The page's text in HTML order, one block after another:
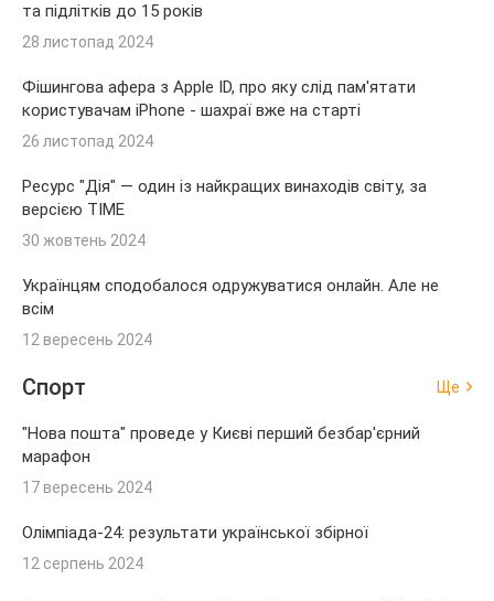
та підлітків до 15 років
28 листопад 2024
Фішингова афера з Apple ID, про яку слід пам'ятати
користувачам iPhone - шахраї вже на старті
26 листопад 2024
Ресурс "Дія" — один із найкращих винаходів світу, за
версією TIME
30 жовтень 2024
Українцям сподобалося одружуватися онлайн. Але не
всім
12 вересень 2024
Спорт Ще
"Нова пошта" проведе у Києві перший безбар'єрний
марафон
17 вересень 2024
Олімпіада-24: результати української збірної
12 серпень 2024